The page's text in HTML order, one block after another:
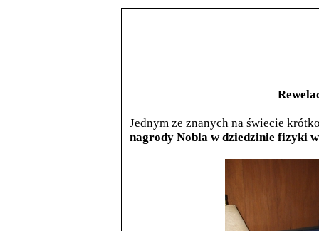
Jednym ze znanych na świecie
nagrody Nobla w dziedzinie fizyki